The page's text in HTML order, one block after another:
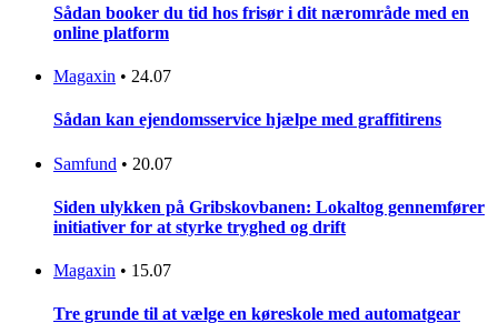
Sådan booker du tid hos frisør i dit nærområde med en
online platform
Magaxin • 24.07
Sådan kan ejendomsservice hjælpe med graffitirens
Samfund • 20.07
Siden ulykken på Gribskovbanen: Lokaltog gennemfører
initiativer for at styrke tryghed og drift
Magaxin • 15.07
Tre grunde til at vælge en køreskole med automatgear